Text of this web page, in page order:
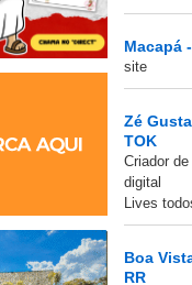
Macapá
site
Zé
TOK
Criador
digital
Lives
Boa
RR